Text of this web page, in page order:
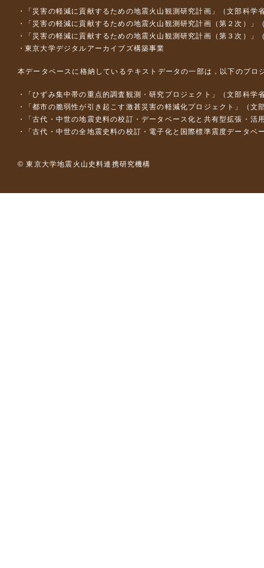
「災害の軽減に貢献するための地震火山観測研究計画」（文部科学
「災害の軽減に貢献するための地震火山観測研究計画（第２次）」
「災害の軽減に貢献するための地震火山観測研究計画（第３次）」
東京大学デジタルアーカイブズ構築事業
本データベースに格納しているテキストデータの一部は，以下のプロ
「ひずみ集中帯の重点的調査観測・研究プロジェクト」（文部科
「都市の脆弱性が引き起こす激甚災害の軽減化プロジェクト」（
「古代・中世の地震史料の校訂・データベース化と共有型拡張・
「古代・中世の全地震史料の校訂・電子化と国際標準震度データ
© 東京大学地震火山史料連携研究機構